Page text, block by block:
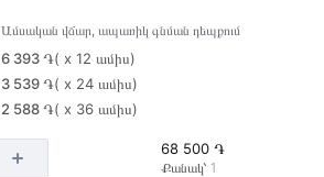
Ամսական վճար, ապառիկ գնման դեպքում
6 393 ֏( x 12 ամիս)
3 539 ֏( x 24 ամիս)
2 588 ֏( x 36 ամիս)
68 500 ֏
Քանակ՝ 1